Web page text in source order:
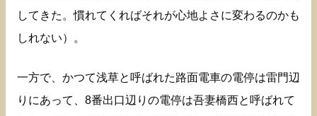
してきた。慣れてくればそれが心地よさに変わるのかも
しれない）。
一方で、かつて浅草と呼ばれた路面電車の電停は雷門辺
りにあって、8番出口辺りの電停は吾妻橋西と呼ばれて